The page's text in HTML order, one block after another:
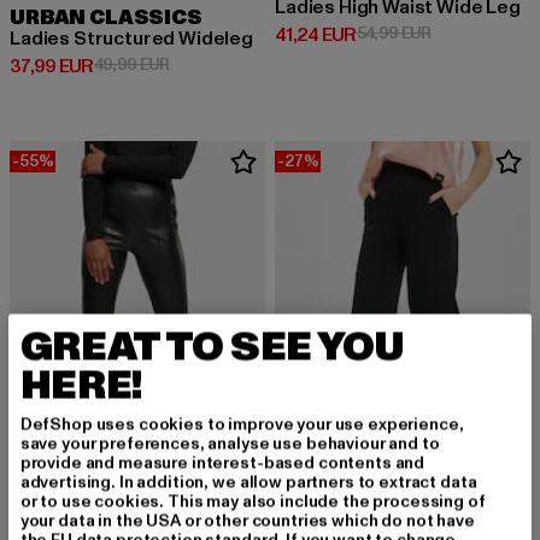
URBAN CLASSICS
Ladies Structured Wideleg
37,99 EUR
Derzeitiger Preis: 37,99 EUR
49,99 EURAktionspreis: 49,99 EUR
Ladies High Waist Wide Leg
41,24 EUR
Derzeitiger Preis: 41,24 EUR
54,99 EURAktionspreis:
-55%
URBAN CLASSICS
-27%
URBAN CLASSICS
Culotte
GREAT TO SEE YOU
HERE!
DefShop uses cookies to improve your use experience,
save your preferences, analyse use behaviour and to
provide and measure interest-based contents and
advertising. In addition, we allow partners to extract data
or to use cookies. This may also include the processing of
your data in the USA or other countries which do not have